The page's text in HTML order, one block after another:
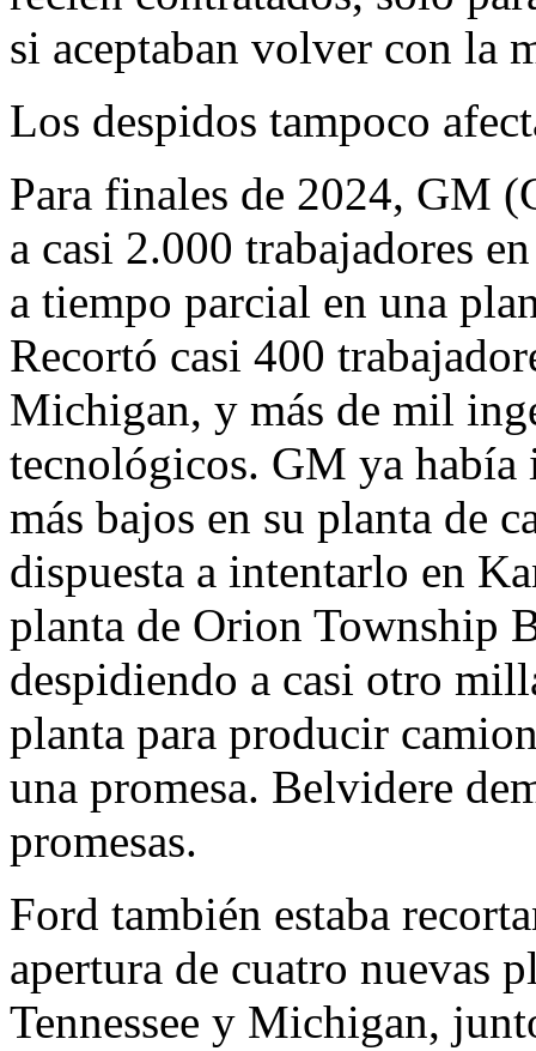
si aceptaban volver con la
Los despidos tampoco
Para finales de 2024, GM
a casi 2.000 trabajadores
a tiempo parcial en una
Recortó casi 400
Michigan, y más de mil
tecnológicos. GM ya había
más bajos en su planta de
dispuesta a intentarlo en
planta de Orion Township
despidiendo a casi otro
planta para producir
una promesa. Belvidere
promesas.
Ford también estaba
apertura de cuatro nuevas
Tennessee y Michigan,